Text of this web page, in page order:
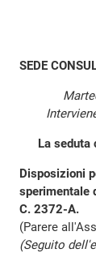
SEDE
La seduta
Disposizioni
sperimentale
C. 2372-A.
(Parere
(Seguito